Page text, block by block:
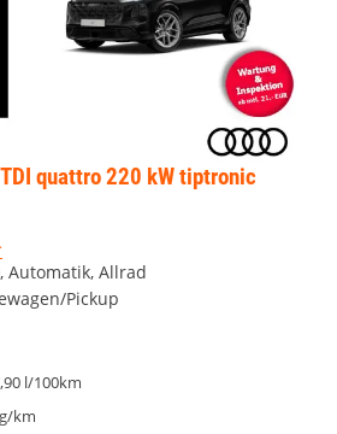
quattro 220 kW tiptronic
Automatik, Allrad
Pickup
l/100km
km